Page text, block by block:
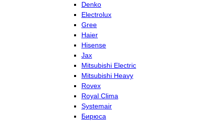
Denko
Electrolux
Gree
Haier
Hisense
Jax
Mitsubishi Electric
Mitsubishi Heavy
Rovex
Royal Clima
Systemair
Бирюса